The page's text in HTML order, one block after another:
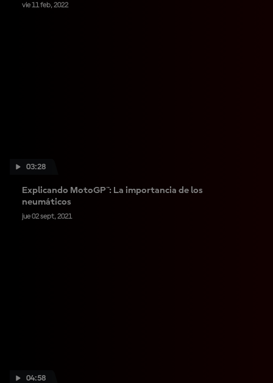
vie 11 feb, 2022
03:28
Explicando MotoGP™: La importancia de los
neumáticos
jue 02 sept, 2021
04:58